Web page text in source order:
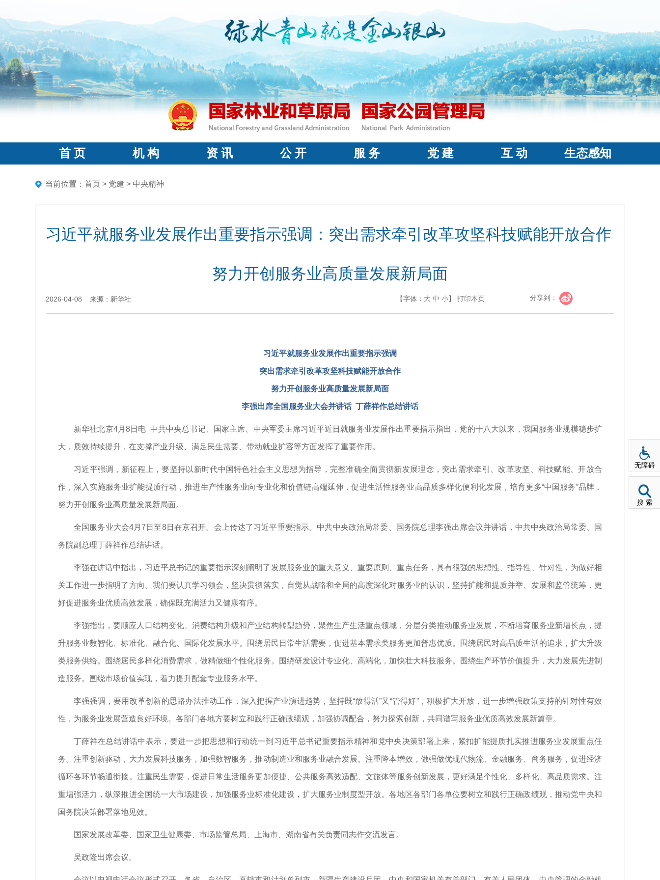
首 页 机 构 资 讯 公 开 服 务 党 建 互 动 生态感知
当前位置： 首页 > 党建 > 中央精神
习近平就服务业发展作出重要指示强调：突出需求牵引改革攻坚科技赋能开放合作
努力开创服务业高质量发展新局面
2026-04-08 来源：新华社 【字体： 大 中 小】 打印本页 分享到：
习近平就服务业发展作出重要指示强调
突出需求牵引改革攻坚科技赋能开放合作
努力开创服务业高质量发展新局面
李强出席全国服务业大会并讲话 丁薛祥作总结讲话
新华社北京4月8日电 中共中央总书记、国家主席、中央军委主席习近平近日就服务业发展作出重要指示指出，党的十八大以来，我国服务业规模稳步扩
大，质效持续提升，在支撑产业升级、满足民生需要、带动就业扩容等方面发挥了重要作用。
习近平强调，新征程上，要坚持以新时代中国特色社会主义思想为指导，完整准确全面贯彻新发展理念，突出需求牵引、改革攻坚、科技赋能、开放合
作，深入实施服务业扩能提质行动，推进生产性服务业向专业化和价值链高端延伸，促进生活性服务业高品质多样化便利化发展，培育更多“中国服务”品牌，
努力开创服务业高质量发展新局面。
全国服务业大会4月7日至8日在京召开。会上传达了习近平重要指示。中共中央政治局常委、国务院总理李强出席会议并讲话，中共中央政治局常委、国
务院副总理丁薛祥作总结讲话。
李强在讲话中指出，习近平总书记的重要指示深刻阐明了发展服务业的重大意义、重要原则、重点任务，具有很强的思想性、指导性、针对性，为做好相
关工作进一步指明了方向。我们要认真学习领会，坚决贯彻落实，自觉从战略和全局的高度深化对服务业的认识，坚持扩能和提质并举、发展和监管统筹，更
好促进服务业优质高效发展，确保既充满活力又健康有序。
李强指出，要顺应人口结构变化、消费结构升级和产业结构转型趋势，聚焦生产生活重点领域，分层分类推动服务业发展，不断培育服务业新增长点，提
升服务业数智化、标准化、融合化、国际化发展水平。围绕居民日常生活需要，促进基本需求类服务更加普惠优质。围绕居民对高品质生活的追求，扩大升级
类服务供给。围绕居民多样化消费需求，做精做细个性化服务。围绕研发设计专业化、高端化，加快壮大科技服务。围绕生产环节价值提升，大力发展先进制
造服务。围绕市场价值实现，着力提升配套专业服务水平。
李强强调，要用改革创新的思路办法推动工作，深入把握产业演进趋势，坚持既“放得活”又“管得好”，积极扩大开放，进一步增强政策支持的针对性有效
性，为服务业发展营造良好环境。各部门各地方要树立和践行正确政绩观，加强协调配合，努力探索创新，共同谱写服务业优质高效发展新篇章。
丁薛祥在总结讲话中表示，要进一步把思想和行动统一到习近平总书记重要指示精神和党中央决策部署上来，紧扣扩能提质扎实推进服务业发展重点任
务。注重创新驱动，大力发展科技服务，加强数智服务，推动制造业和服务业融合发展。注重降本增效，做强做优现代物流、金融服务、商务服务，促进经济
循环各环节畅通衔接。注重民生需要，促进日常生活服务更加便捷、公共服务高效适配、文旅体等服务创新发展，更好满足个性化、多样化、高品质需求。注
重增强活力，纵深推进全国统一大市场建设，加强服务业标准化建设，扩大服务业制度型开放。各地区各部门各单位要树立和践行正确政绩观，推动党中央和
国务院决策部署落地见效。
国家发展改革委、国家卫生健康委、市场监管总局、上海市、湖南省有关负责同志作交流发言。
吴政隆出席会议。
无障碍
搜 索